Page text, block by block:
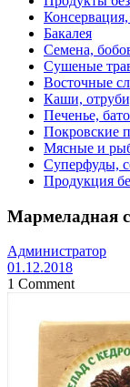
Бакалея
Семена,
Сушеные
Восточные
Каши,
Печенье,
Покровские
Мясные и
Суперфуды,
Продукция
Мармеладная
Администратор
01.12.2018
1 Comment